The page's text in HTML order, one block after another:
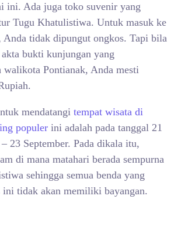
ini. Ada juga toko suvenir yang
Tugu Khatulistiwa. Untuk masuk ke
Anda tidak dipungut ongkos. Tapi bila
bukti kunjungan yang
walikota Pontianak, Anda mesti
mendatangi tempat wisata di
populer ini adalah pada tanggal 21
23 September. Pada dikala itu,
di mana matahari berada sempurna
sehingga semua benda yang
ini tidak akan memiliki bayangan.